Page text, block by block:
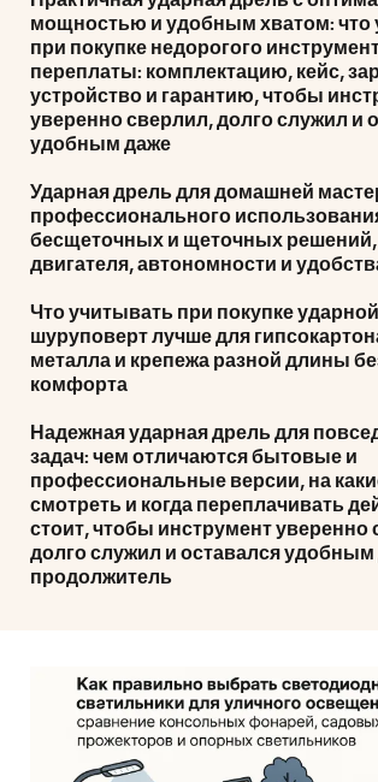
мощностью и удобным хватом: что
при покупке недорогого
переплаты: комплектацию, кейс,
устройство и гарантию, чтобы
уверенно сверлил, долго служил и
удобным даже
Ударная дрель для домашней
профессионального
бесщеточных и щеточных решений,
двигателя, автономности и
Что учитывать при покупке
шуруповерт лучше для
металла и крепежа разной длины
комфорта
Надежная ударная дрель для
задач: чем отличаются бытовые и
профессиональные версии, на
смотреть и когда переплачивать
стоит, чтобы инструмент уверенно
долго служил и оставался удобным
продолжитель